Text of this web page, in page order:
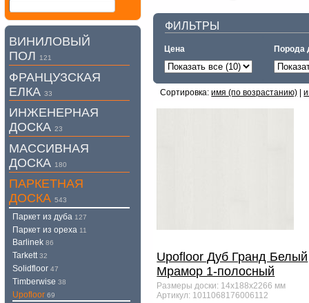
ФИЛЬТРЫ
Цена Порода
Сортировка:имя (по возрастанию) |
Upofloor Дуб Гранд Белый
Мрамор 1-полосный
Размеры доски: 14x188x2266 мм
Артикул: 1011068176006112
ВИНИЛОВЫЙ
ПОЛ
121
ФРАНЦУЗСКАЯ
ЕЛКА 33
ИНЖЕНЕРНАЯ
ДОСКА 23
МАССИВНАЯ
ДОСКА 180
ПАРКЕТНАЯ
ДОСКА 543
Паркет из дуба 127
Паркет из ореха 11
Barlinek 86
Tarkett32
Solidfloor 47
Timberwise 38
Upofloor 69